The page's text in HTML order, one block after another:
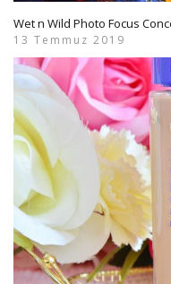
Wet n Wild Photo Focus
13 Temmuz 2019